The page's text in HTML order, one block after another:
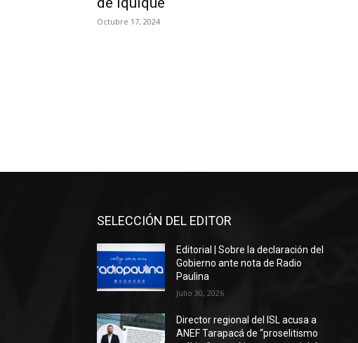
Octubre 17, 2024
SELECCIÓN DEL EDITOR
Editorial | Sobre la declaración del
Gobierno ante nota de Radio
Paulina
Julio 30, 2026
Director regional del ISL acusa a
ANEF Tarapacá de “proselitismo